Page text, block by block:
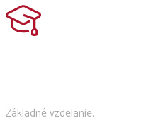
Základné vzdelanie.